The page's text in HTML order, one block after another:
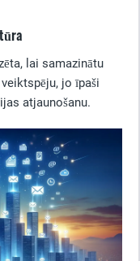
lai samazinātu
jo īpaši
atjaunošanu.